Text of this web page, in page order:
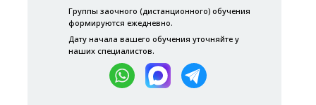
Группы заочного (дистанционного) обучения
формируются ежедневно.
Дату начала вашего обучения уточняйте у
наших специалистов.